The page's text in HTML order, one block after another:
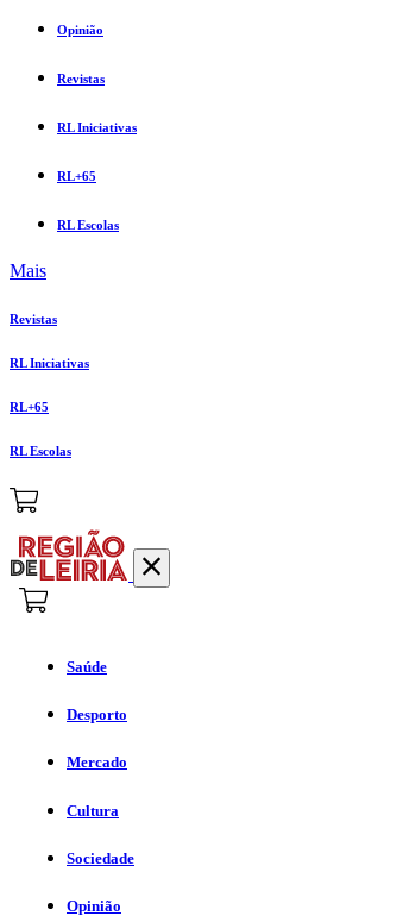
Opinião
Revistas
RL Iniciativas
RL+65
RL Escolas
Mais
Revistas
RL Iniciativas
RL+65
RL Escolas
Saúde
Desporto
Mercado
Cultura
Sociedade
Opinião